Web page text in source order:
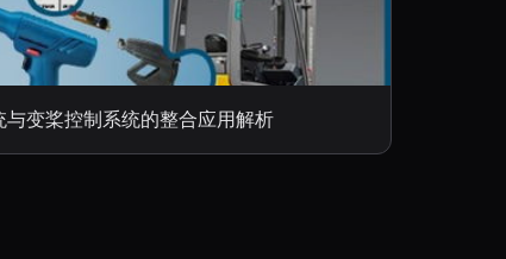
变桨控制系统的整合应用解析